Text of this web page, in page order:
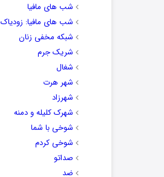
شب های مافیا
شب های مافیا: زودیاک
شبکه مخفی زنان
شریک جرم
شغال
شهر هرت
شهرزاد
شهرک کلیله و دمنه
شوخی با شما
شوخی کردم
صداتو
ضد